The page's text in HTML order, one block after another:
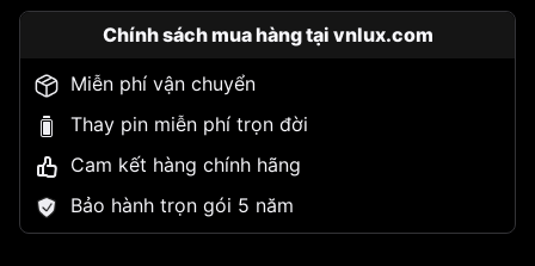
Chính sách mua hàng tại vnlux.com
Miễn phí vận chuyển
Thay pin miễn phí trọn đời
Cam kết hàng chính hãng
Bảo hành trọn gói 5 năm